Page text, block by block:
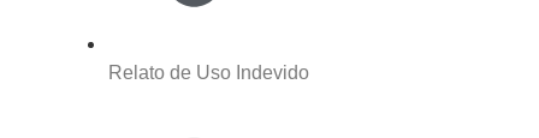
Relato de Uso Indevido